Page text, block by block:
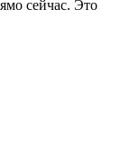
сейчас. Это